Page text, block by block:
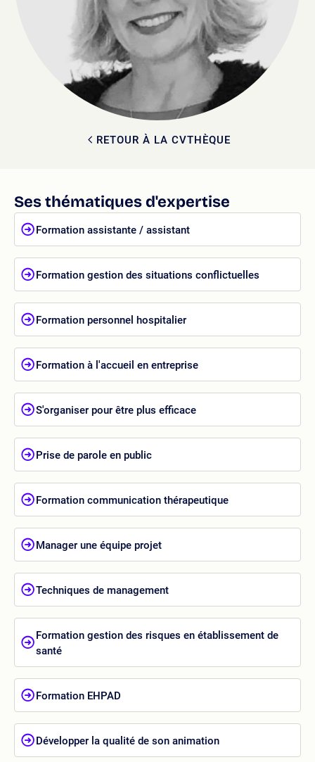
RETOUR À LA CVTHÈQUE
Ses thématiques d'expertise
Formation assistante / assistant
Formation gestion des situations conflictuelles
Formation personnel hospitalier
Formation à l'accueil en entreprise
S'organiser pour être plus efficace
Prise de parole en public
Formation communication thérapeutique
Manager une équipe projet
Techniques de management
Formation gestion des risques en établissement de
santé
Formation EHPAD
Développer la qualité de son animation